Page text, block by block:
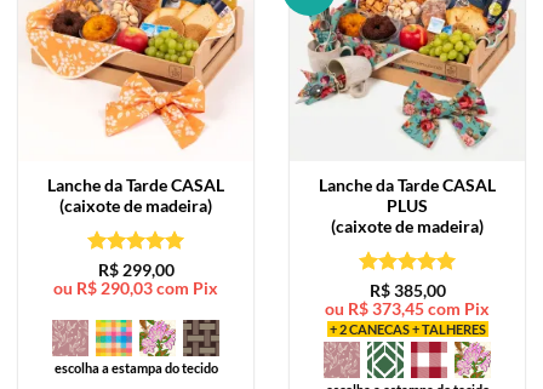
Lanche da TardeCASAL
(caixote de madeira)
Avaliação5
de 5
R$299,00
ou R$ 290,03com Pix
escolha a estampa do tecido
Lanche da TardeCASAL
PLUS
(caixote de madeira)
Avaliação5
de 5
R$385,00
ou R$373,45com Pix
+ 2 CANECAS + TALHERES